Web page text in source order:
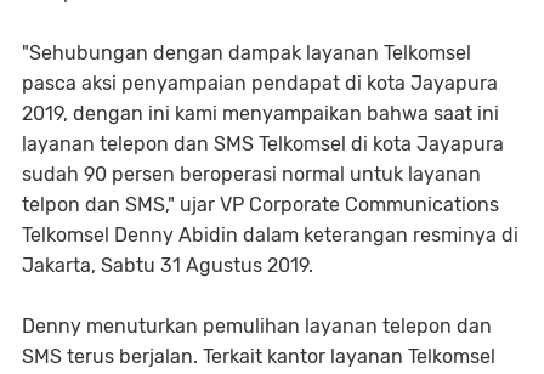
"Sehubungan dengan dampak layanan Telkomsel
pasca aksi penyampaian pendapat di kota Jayapura
2019, dengan ini kami menyampaikan bahwa saat ini
layanan telepon dan SMS Telkomsel di kota Jayapura
sudah 90 persen beroperasi normal untuk layanan
telpon dan SMS," ujar VP Corporate Communications
Telkomsel Denny Abidin dalam keterangan resminya di
Jakarta, Sabtu 31 Agustus 2019.
Denny menuturkan pemulihan layanan telepon dan
SMS terus berjalan. Terkait kantor layanan Telkomsel